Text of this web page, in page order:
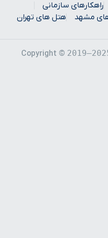
راهکارهای سازمانی
مشهد هتل های تهران
Copyright ©